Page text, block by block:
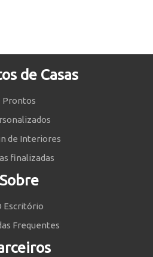
de Casas
Prontos
de Interiores
finalizadas
Sobre
Escritório
Frequentes